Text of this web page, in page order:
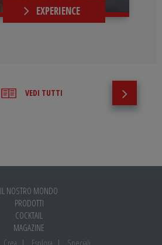
EXPERIENCE
VEDI TUTTI
IL NOSTRO MONDO
PRODOTTI
COCKTAIL
MAGAZINE
Crea Esplora Speciali